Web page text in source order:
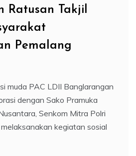
Ratusan Takjil
Pemalang
muda PAC LDII Banglarangan
dengan Sako Pramuka
Senkom Mitra Polri
kegiatan sosial